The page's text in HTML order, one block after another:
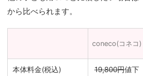
から比べられます。
coneco(コネコ)
本体料金(税込) 19,800円値下